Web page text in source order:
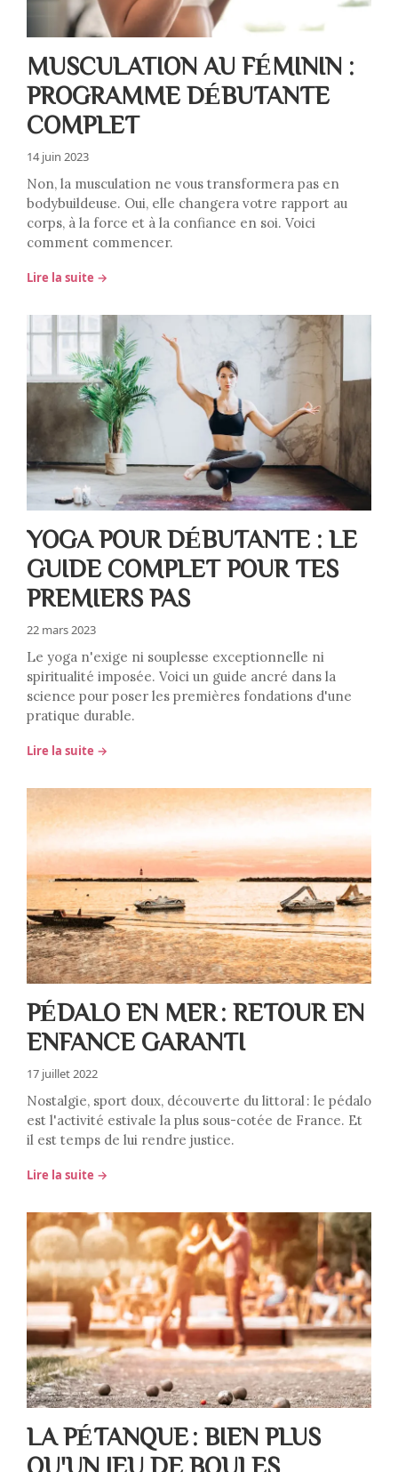
MUSCULATION AU FÉMININ :
PROGRAMME DÉBUTANTE
COMPLET
14 juin 2023
Non, la musculation ne vous transformera pas en
bodybuildeuse. Oui, elle changera votre rapport au
corps, à la force et à la confiance en soi. Voici
comment commencer.
Lire la suite →
YOGA POUR DÉBUTANTE : LE
GUIDE COMPLET POUR TES
PREMIERS PAS
22 mars 2023
Le yoga n'exige ni souplesse exceptionnelle ni
spiritualité imposée. Voici un guide ancré dans la
science pour poser les premières fondations d'une
pratique durable.
Lire la suite →
PÉDALO EN MER : RETOUR EN
ENFANCE GARANTI
17 juillet 2022
Nostalgie, sport doux, découverte du littoral : le pédalo
est l'activité estivale la plus sous-cotée de France. Et
il est temps de lui rendre justice.
Lire la suite →
LA PÉTANQUE : BIEN PLUS
QU'UN JEU DE BOULES